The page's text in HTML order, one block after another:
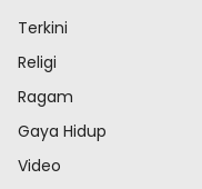
Terkini
Religi
Ragam
Gaya Hidup
Video